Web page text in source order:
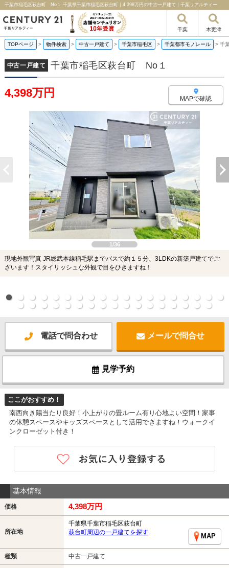
千葉市稲毛区萩台町 No１ 千葉県千葉市稲毛区萩台町｜4,398万円の中古一戸建て｜千葉リアルティー
千葉 木更津
TOPページ > 物件検索 > 中古一戸建て > 千葉市稲毛区 > 千葉都市モノレール > 千
中古一戸建て 千葉市稲毛区萩台町 No１
4,398万円 MAPで確認
1/36
現地外観写真 JR総武本線稲毛駅までバスで約１５分、3LDKの新築戸建てでご
ざいます！スタイリッシュな外観で目をひきますね！
電話で問合わせ メールで問合せ
見学予約
ここがおすすめ！
南西向き陽当たり良好！小上がりの畳ルーム有り心地よい空間！家事
の休憩スペースやキッズスペースとして活用できますね！ウォークイ
ンクローゼット付き！
基本情報
価格 4,398万円
所在地
千葉県千葉市稲毛区萩台町
萩台町周辺の一戸建てを探す
MAP
種類 中古一戸建て